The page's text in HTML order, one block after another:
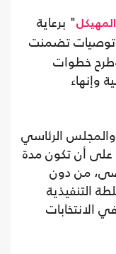
المهيكل" برعاية
توصيات تضمنت
خطوات
وإنهاء
والمجلس الرئاسي
على أن تكون مدة
كحد أقصى، من دون
التنفيذية
الانتخابات